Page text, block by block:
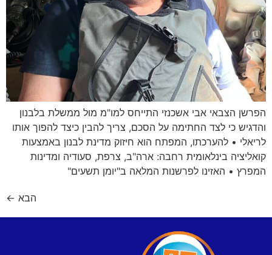
הפרשן הצבאי אבי אשכנזי התייחס למו"מ מול ממשלת בלבנון
והדגיש כי לצד החתימה על הסכם, צריך להבין כיצד להפוך אותו
לריאלי • להערכתו, המפתח הוא חיזוק מדינת לבנון באמצעות
קואליציה בינלאומית רחבה: ארה"ב, צרפת, סעודיה ומדינות
המפרץ • האזינו לפרשנות המלאה ב"יומן תשעים"
הבא ←